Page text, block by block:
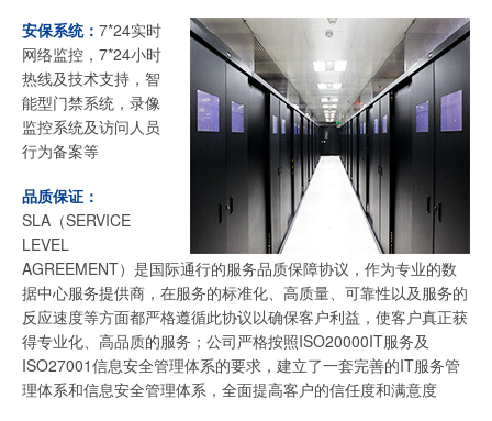
安保系统： 7*24实时
网络监控，7*24小时
热线及技术支持，智
能型门禁系统，录像
监控系统及访问人员
行为备案等
品质保证：
SLA（SERVICE
LEVEL
AGREEMENT）是国际通行的服务品质保障协议，作为专业的数
据中心服务提供商，在服务的标准化、高质量、可靠性以及服务的
反应速度等方面都严格遵循此协议以确保客户利益，使客户真正获
得专业化、高品质的服务；公司严格按照ISO20000IT服务及
ISO27001信息安全管理体系的要求，建立了一套完善的IT服务管
理体系和信息安全管理体系，全面提高客户的信任度和满意度